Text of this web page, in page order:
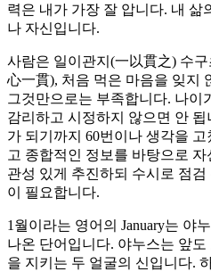
력은 내가 가장 잘 압니다. 내 삶
나 자신입니다.
사람은 일이관지(一以貫之) 수
心一貫), 처음 먹은 마음을 잊지
그것만으로는 부족합니다. 나이
감리하고 시정하지 않으면 안 됩
가 되기까지 60번이나 생각을
고 종합적인 정보를 바탕으로
관성 있게 추진하되 수시로 점
이 필요합니다.
1월이라는 영어의 January는 야
나온 단어입니다. 야누스는 앞
을 지키는 두 얼굴의 신입니다.